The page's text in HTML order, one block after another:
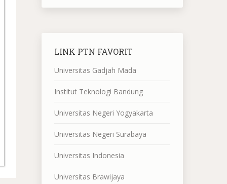
LINK PTN FAVORIT
Universitas Gadjah Mada
Institut Teknologi Bandung
Universitas Negeri Yogyakarta
Universitas Negeri Surabaya
Universitas Indonesia
Universitas Brawijaya